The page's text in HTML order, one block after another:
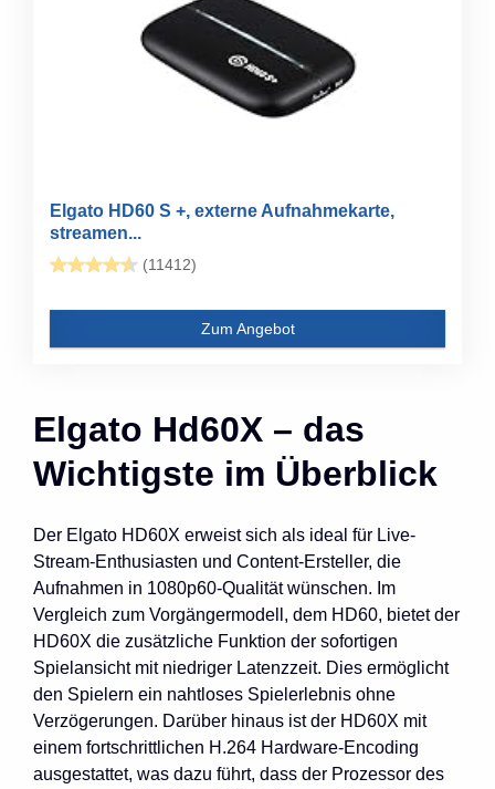
Elgato HD60 S +, externe Aufnahmekarte,
streamen...
(11412)
Zum Angebot
Elgato Hd60X – das
Wichtigste im Überblick
Der Elgato HD60X erweist sich als ideal für Live-
Stream-Enthusiasten und Content-Ersteller, die
Aufnahmen in 1080p60-Qualität wünschen. Im
Vergleich zum Vorgängermodell, dem HD60, bietet der
HD60X die zusätzliche Funktion der sofortigen
Spielansicht mit niedriger Latenzzeit. Dies ermöglicht
den Spielern ein nahtloses Spielerlebnis ohne
Verzögerungen. Darüber hinaus ist der HD60X mit
einem fortschrittlichen H.264 Hardware-Encoding
ausgestattet, was dazu führt, dass der Prozessor des